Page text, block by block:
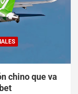
chino que va